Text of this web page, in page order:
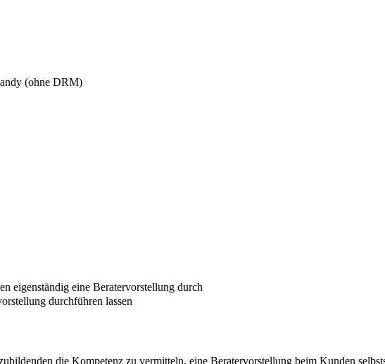
(ohne DRM)
eigenständig eine Beratervorstellung durch
durchführen lassen
die Kompetenz zu vermitteln, eine Beratervorstellung beim Kunden